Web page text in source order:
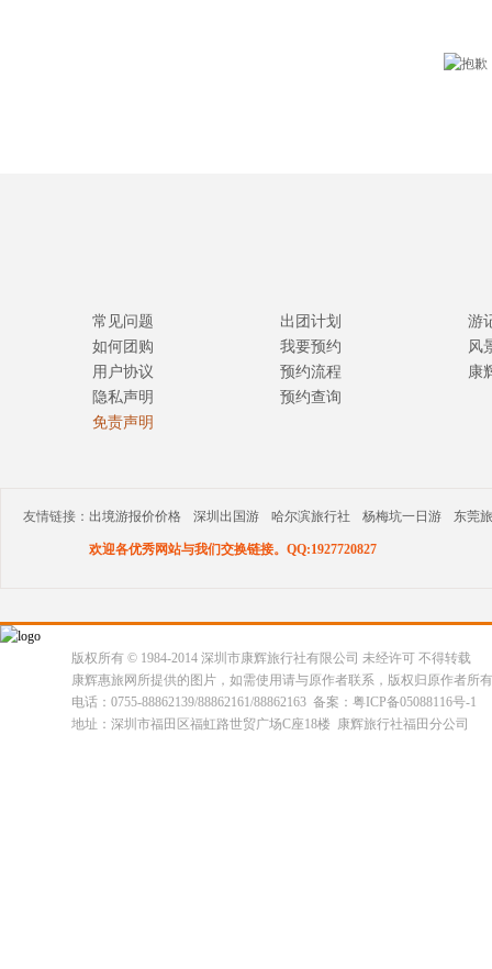
常见问题
如何团购
用户协议
隐私声明
免责声明
出团计划
我要预约
预约流程
预约查询
游
风
康
友情链接： 出境游报价价格 深圳出国游 哈尔滨旅行社 杨梅坑一日游 东莞
欢迎各优秀网站与我们交换链接。QQ:1927720827
版权所有 © 1984-2014 深圳市康辉旅行社有限公司 未经许可 不得转载
康辉惠旅网所提供的图片，如需使用请与原作者联系，版权归原作者所
电话：0755-88862139/88862161/88862163 备案：粤ICP备05088116号-1
地址：深圳市福田区福虹路世贸广场C座18楼 康辉旅行社福田分公司